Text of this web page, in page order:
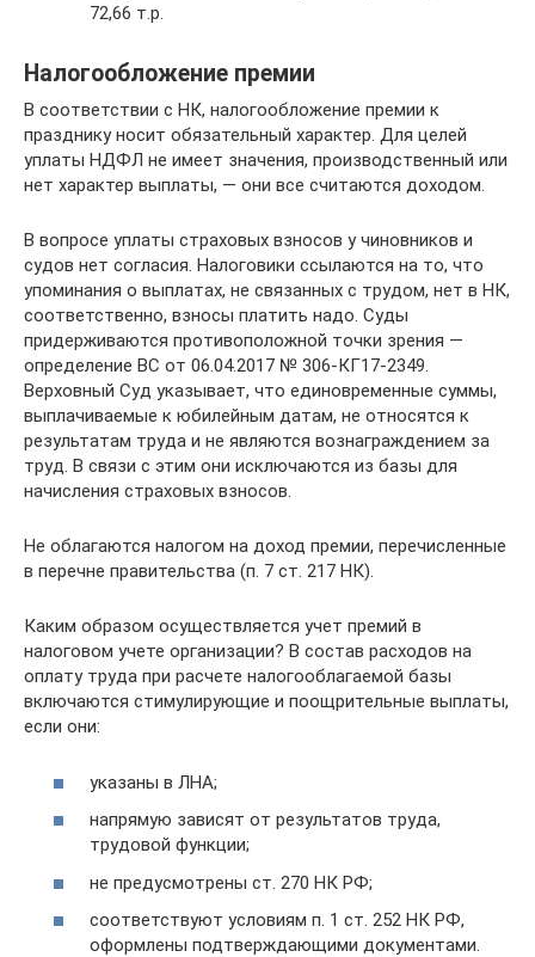
72,66 т.р.
Налогообложение премии
В соответствии с НК, налогообложение премии к
празднику носит обязательный характер. Для целей
уплаты НДФЛ не имеет значения, производственный или
нет характер выплаты, — они все считаются доходом.
В вопросе уплаты страховых взносов у чиновников и
судов нет согласия. Налоговики ссылаются на то, что
упоминания о выплатах, не связанных с трудом, нет в НК,
соответственно, взносы платить надо. Суды
придерживаются противоположной точки зрения —
определение ВС от 06.04.2017 № 306-КГ17-2349.
Верховный Суд указывает, что единовременные суммы,
выплачиваемые к юбилейным датам, не относятся к
результатам труда и не являются вознаграждением за
труд. В связи с этим они исключаются из базы для
начисления страховых взносов.
Не облагаются налогом на доход премии, перечисленные
в перечне правительства (п. 7 ст. 217 НК).
Каким образом осуществляется учет премий в
налоговом учете организации? В состав расходов на
оплату труда при расчете налогооблагаемой базы
включаются стимулирующие и поощрительные выплаты,
если они:
указаны в ЛНА;
напрямую зависят от результатов труда,
трудовой функции;
не предусмотрены ст. 270 НК РФ;
соответствуют условиям п. 1 ст. 252 НК РФ,
оформлены подтверждающими документами.